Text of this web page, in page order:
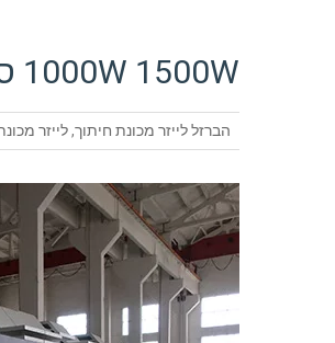
1000W 1500W סוג סיב לייזר חיתוך מכונת מחיר
הברזל לייזר מכונת חיתוך,לייזר